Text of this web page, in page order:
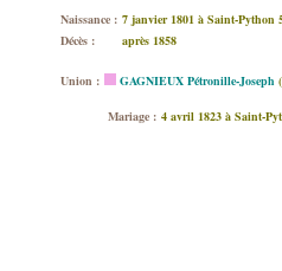
Naissance : 7 janvier 1801 à Saint-Python
Décès :
après 1858
Union : GAGNIEUX Pétronille-Joseph
Mariage : 4 avril 1823 à Saint-